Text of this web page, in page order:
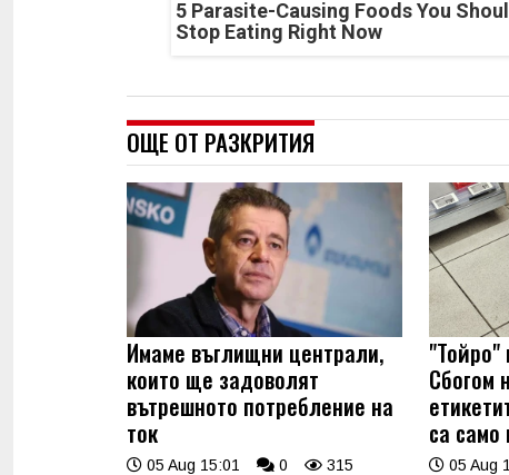
5 Parasite-Causing Foods You
Stop Eating Right Now
ОЩЕ ОТ РАЗКРИТИЯ
Имаме въглищни централи,
които ще задоволят
вътрешното потребление на
ток
05 Aug 15:01 0 315
"Тойро"
Сбогом
са само
05 Aug